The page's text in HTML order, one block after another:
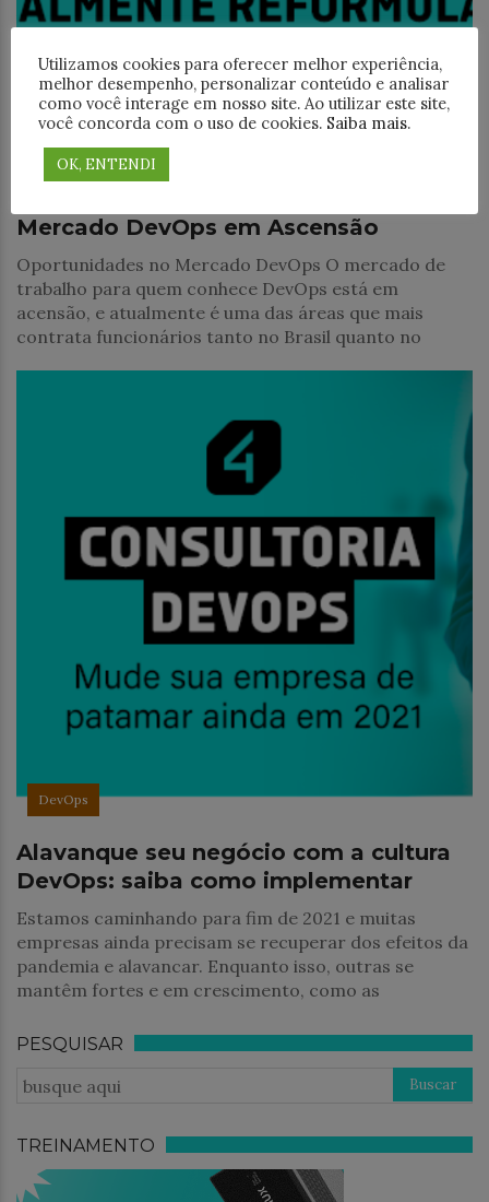
Treinamentos
Mercado DevOps em Ascensão
Oportunidades no Mercado DevOps O mercado de
trabalho para quem conhece DevOps está em
acensão, e atualmente é uma das áreas que mais
contrata funcionários tanto no Brasil quanto no
DevOps
Alavanque seu negócio com a cultura
DevOps: saiba como implementar
Estamos caminhando para fim de 2021 e muitas
empresas ainda precisam se recuperar dos efeitos da
pandemia e alavancar. Enquanto isso, outras se
mantêm fortes e em crescimento, como as
PESQUISAR
TREINAMENTO
Utilizamos cookies para oferecer melhor experiência,
melhor desempenho, personalizar conteúdo e analisar
como você interage em nosso site. Ao utilizar este site,
você concorda com o uso de cookies. Saiba mais.
OK, ENTENDI